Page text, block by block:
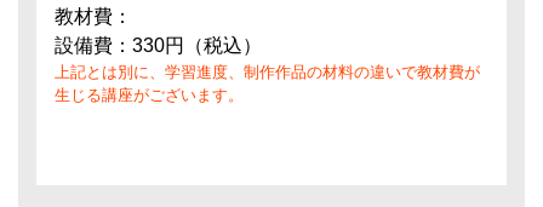
教材費：
設備費：330円（税込）
上記とは別に、学習進度、制作作品の材料の違いで教材費が
生じる講座がございます。